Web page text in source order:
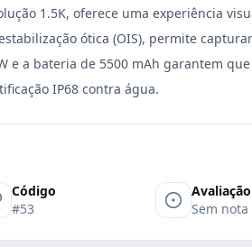
1.5K, oferece uma experiência
ótica (OIS), permite
e a bateria de 5500 mAh garantem
IP68 contra água.
Código
#53
Avaliação
Sem nota